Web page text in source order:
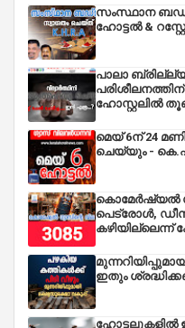
സംസ്ഥാന
ഹോട്ടൽ &
പാലാ
ഹോസ്റ്റലിൽ
മെയ് 6ന് 24
ചെയ്യും -
കൊമേർഷ്യൽ
പെട്രോൾ,
കഴിയില്ലെന്ന്
ഇതും
ഹോട്ടലുകളിൽ